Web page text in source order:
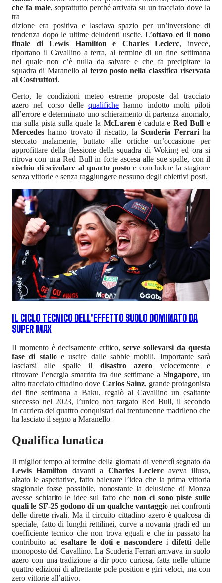
che fa male, soprattutto perché arrivata su un tracciato dove la
tra
dizione era positiva e lasciava spazio per un’inversione di
tendenza dopo le ultime deludenti uscite. L’ottavo ed il nono
finale di Lewis Hamilton e Charles Leclerc, invece,
riportano il Cavallino a terra, al termine di un fine settimana
nel quale non c’è nulla da salvare e che fa precipitare la
squadra di Maranello al terzo posto nella classifica riservata
ai Costruttori.
Certo, le condizioni meteo estreme proposte dal tracciato
azero nel corso delle qualifiche hanno indotto molti piloti
all’errore e determinato uno schieramento di partenza anomalo,
ma sulla pista sulla quale la McLarenè caduta e Red Bulle
Mercedes hanno trovato il riscatto, laScuderia Ferrariha
steccato malamente, buttato alle ortiche un’occasione per
approfittare della flessione della squadra di Woking ed ora si
ritrova con una Red Bull in forte ascesa alle sue spalle, con il
rischio di scivolare al quarto postoe concludere la stagione
senza vittorie e senza raggiungere nessuno degli obiettivi posti.
IL CICLO TECNICO DELL'EFFETTO SUOLO DOMINATO DA
SUPER MAX
Il momento è decisamente critico,serve sollevarsi da questa
fase di stalloe uscire dalle sabbie mobili. Importante sarà
lasciarsi alle spalle il disastro azero velocemente e
ritrovare l’energia smarrita tra due settimane a Singapore, un
altro tracciato cittadino dove Carlos Sainz, grande protagonista
del fine settimana a Baku, regalò al Cavallino un esaltante
successo nel 2023, l’unico non targato Red Bull, il secondo
in carriera dei quattro conquistati dal trentunenne madrileno che
ha lasciato il segno a Maranello.
Qualifica lunatica
Il miglior tempo al termine della giornata di venerdì segnato da
Lewis Hamilton davanti a Charles Leclerc aveva illuso,
alzato le aspettative, fatto balenare l’idea che la prima vittoria
stagionale fosse possibile, nonostante la delusione di Monza
avesse schiarito le idee sul fatto che non ci sono piste sulle
quali le SF-25 godono di un qualche vantaggio nei confronti
delle dirette rivali. Ma il circuito cittadino azero è qualcosa di
speciale, fatto di lunghi rettilinei, curve a novanta gradi ed un
coefficiente tecnico che non trova eguali e che in passato ha
contribuito ad esaltare le doti e nascondere i difetti delle
monoposto del Cavallino. La Scuderia Ferrari arrivava in suolo
azero con una tradizione a dir poco curiosa, fatta nelle ultime
quattro edizioni di altrettante pole position e giri veloci, ma con
zero vittorie all’attivo.